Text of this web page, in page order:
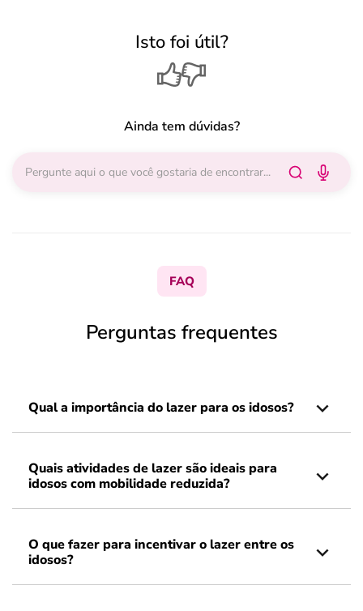
Isto foi útil?
Ainda tem dúvidas?
FAQ
Perguntas frequentes
Qual a importância do lazer para os idosos?
Quais atividades de lazer são ideais para
idosos com mobilidade reduzida?
O que fazer para incentivar o lazer entre os
idosos?